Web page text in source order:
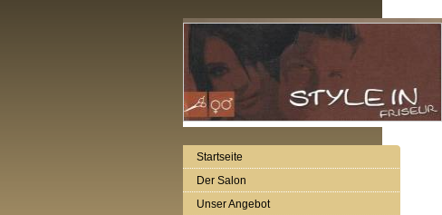
Startseite
Der Salon
Unser Angebot